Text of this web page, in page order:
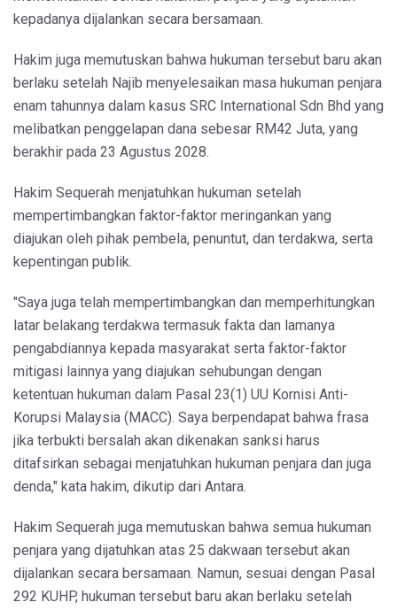
kepadanya dijalankan secara bersamaan.
Hakim juga memutuskan bahwa hukuman tersebut baru akan
berlaku setelah Najib menyelesaikan masa hukuman penjara
enam tahunnya dalam kasus SRC International Sdn Bhd yang
melibatkan penggelapan dana sebesar RM42 Juta, yang
berakhir pada 23 Agustus 2028.
Hakim Sequerah menjatuhkan hukuman setelah
mempertimbangkan faktor-faktor meringankan yang
diajukan oleh pihak pembela, penuntut, dan terdakwa, serta
kepentingan publik.
"Saya juga telah mempertimbangkan dan memperhitungkan
latar belakang terdakwa termasuk fakta dan lamanya
pengabdiannya kepada masyarakat serta faktor-faktor
mitigasi lainnya yang diajukan sehubungan dengan
ketentuan hukuman dalam Pasal 23(1) UU Kornisi Anti-
Korupsi Malaysia (MACC). Saya berpendapat bahwa frasa
jika terbukti bersalah akan dikenakan sanksi harus
ditafsirkan sebagai menjatuhkan hukuman penjara dan juga
denda," kata hakim, dikutip dari Antara.
Hakim Sequerah juga memutuskan bahwa semua hukuman
penjara yang dijatuhkan atas 25 dakwaan tersebut akan
dijalankan secara bersamaan. Namun, sesuai dengan Pasal
292 KUHP, hukuman tersebut baru akan berlaku setelah